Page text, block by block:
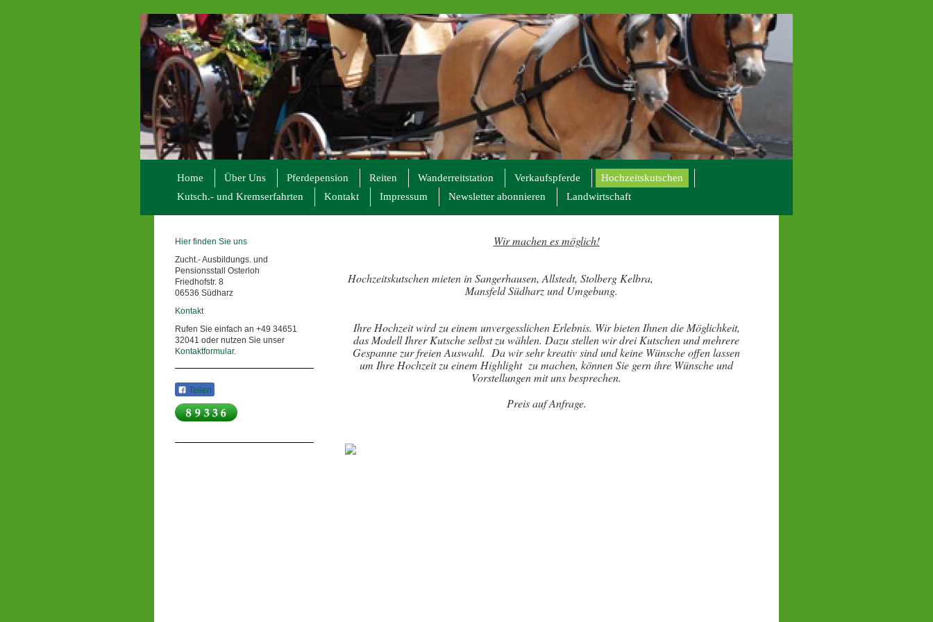
Home Über Uns Pferdepension Reiten Wanderreitstation Verkaufspferde
Hochzeitskutschen
Kutsch.- und Kremserfahrten
Kontakt Impressum Newsletter abonnieren Landwirtschaft
Hier finden Sie uns
Zucht.- Ausbildungs. und
Pensionsstall Osterloh
Friedhofstr. 8
06536 Südharz
Kontakt
Rufen Sie einfach an +49 34651
32041 oder nutzen Sie unser
Kontaktformular.
Teilen
Wir machen es möglich!
Hochzeitskutschen mieten in Sangerhausen, Allstedt, Stolberg Kelbra,
Mansfeld Südharz und Umgebung.
Ihre Hochzeit wird zu einem unvergesslichen Erlebnis. Wir bieten Ihnen die Möglichkeit,
das Modell Ihrer Kutsche selbst zu wählen. Dazu stellen wir drei Kutschen und mehrere
Gespanne zur freien Auswahl. Da wir sehr kreativ sind und keine Wünsche offen lassen
um Ihre Hochzeit zu einem Highlight zu machen, können Sie gern ihre Wünsche und
Vorstellungen mit uns besprechen.
Preis auf Anfrage.